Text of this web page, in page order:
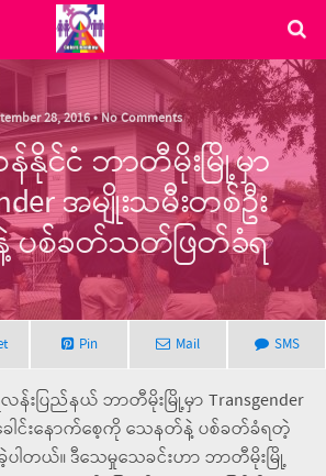
28, 2016 • No Comments
နိုင်ငံ ဘာတီမိုးမြို့မှာ
အမျိုးသမီးတစ်ဦး
ပစ်ခတ်သတ်ဖြတ်ခံရ
Pin Mail SMS
းပြည်နယ် ဘာတီမိုးမြို့မှာ Transgender
ေါင်းနောက်စေ့ကို သေနတ်နဲ့ ပစ်ခတ်ခံရတဲ့
တယ်။ ဒီသေမှုသေခင်းဟာ ဘာတီမိုးမြို့